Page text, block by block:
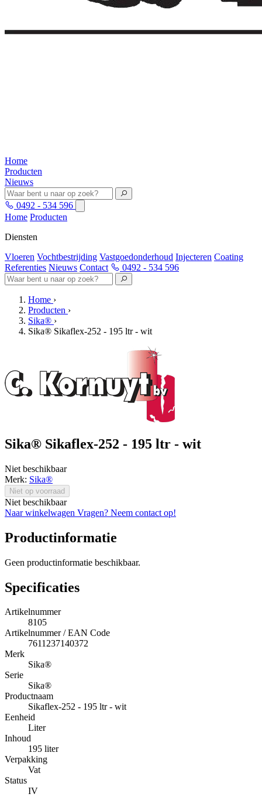
Home
Producten
Nieuws
0492 - 534 596
Home Producten
Diensten
Vloeren Vochtbestrijding Vastgoedonderhoud Injecteren Coating
Referenties Nieuws Contact 0492 - 534 596
Home ›
Producten ›
Sika® ›
Sika® Sikaflex-252 - 195 ltr - wit
Sika® Sikaflex-252 - 195 ltr - wit
Niet beschikbaar
Merk: Sika®
Niet op voorraad
Niet beschikbaar
Naar winkelwagen Vragen? Neem contact op!
Productinformatie
Geen productinformatie beschikbaar.
Specificaties
Artikelnummer
8105
Artikelnummer / EAN Code
7611237140372
Merk
Sika®
Serie
Sika®
Productnaam
Sikaflex-252 - 195 ltr - wit
Eenheid
Liter
Inhoud
195 liter
Verpakking
Vat
Status
IV